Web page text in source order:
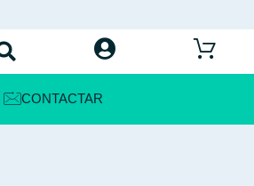
CONTACTAR